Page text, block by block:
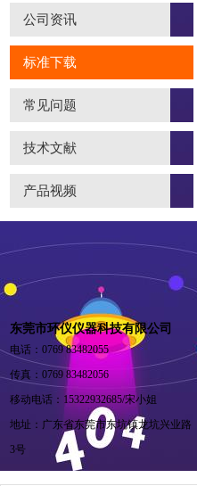
公司资讯
标准下载
常见问题
技术文献
产品视频
东莞市环仪仪器科技有限公司
电话：0769 83482055
传真：0769 83482056
移动电话：15322932685/宋小姐
地址：广东省东莞市东坑镇龙坑兴业路
3号